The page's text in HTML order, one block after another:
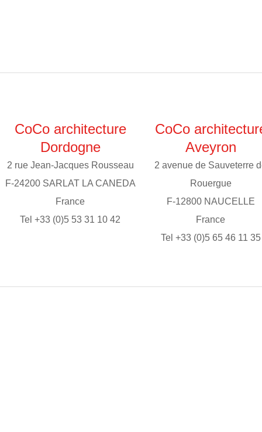
CoCo architecture
Dordogne
2 rue Jean-Jacques Rousseau
F-24200 SARLAT LA CANEDA
France
Tel +33 (0)5 53 31 10 42
CoCo
Aveyron
2 avenue de Sauveterre
Rouergue
F-12800 NAUCELLE
France
Tel +33 (0)5 65 46 11 35